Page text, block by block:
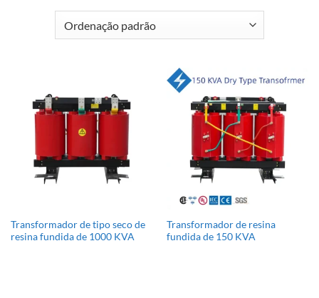
Transformador de tipo seco de
resina fundida de 1000 KVA
Transformador de resina
fundida de 150 KVA